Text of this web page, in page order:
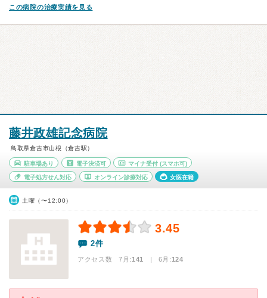
この病院の治療実績を見る
藤井政雄記念病院
鳥取県倉吉市山根（倉吉駅）
駐車場あり 電子決済可 マイナ受付 (スマホ可)
電子処方せん対応 オンライン診療対応 女医在籍
土曜（〜12:00）
3.45
2件
アクセス数 7月:141 | 6月:124